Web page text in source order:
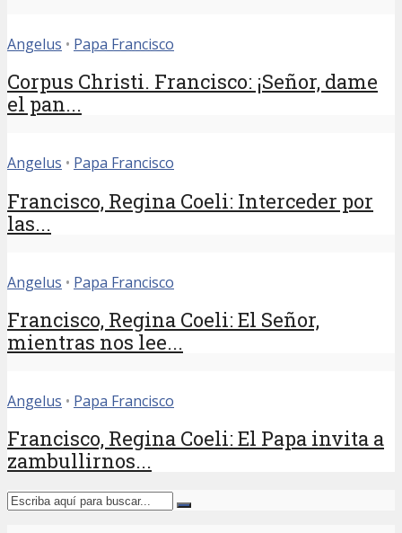
Angelus • Papa Francisco
Corpus Christi. Francisco: ¡Señor, dame
el pan...
Angelus • Papa Francisco
Francisco, Regina Coeli: Interceder por
las...
Angelus • Papa Francisco
Francisco, Regina Coeli: El Señor,
mientras nos lee...
Angelus • Papa Francisco
Francisco, Regina Coeli: El Papa invita a
zambullirnos...